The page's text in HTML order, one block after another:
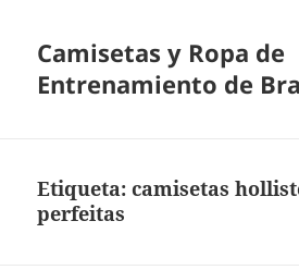
Camisetas y Ropa de
Entrenamiento de
Etiqueta:camisetas
perfeitas